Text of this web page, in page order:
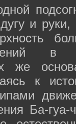
и
в
же
к
Ба-